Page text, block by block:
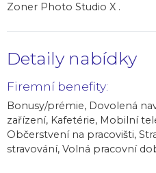
Zoner Photo Studio X .
Detaily nabídky
Firemní benefity:
Bonusy/prémie, Dovolená
zařízení, Kafetérie, Mobilní
Občerstvení na pracovišti,
stravování, Volná pracovní